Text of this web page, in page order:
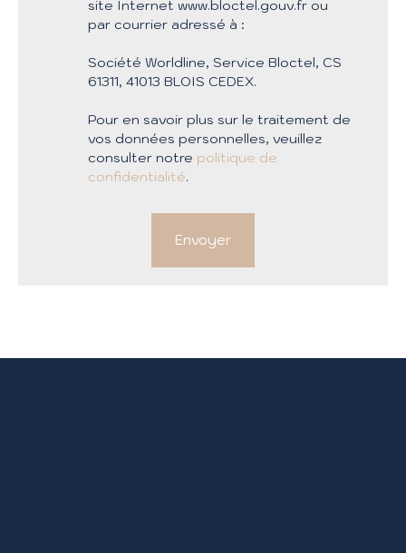
site Internet www.bloctel.gouv.fr ou
par courrier adressé à :
Société Worldline, Service Bloctel, CS
61311, 41013 BLOIS CEDEX.
Pour en savoir plus sur le traitement de
vos données personnelles, veuillez
consulter notre politique de
confidentialité.
Envoyer